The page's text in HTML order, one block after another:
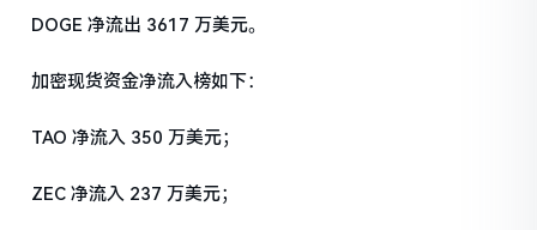
DOGE 净流出 3617 万美元。
加密现货资金净流入榜如下：
TAO 净流入 350 万美元；
ZEC 净流入 237 万美元；